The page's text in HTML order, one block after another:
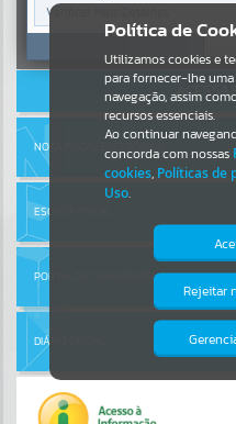
Por
SERVIÇOS
Por
PÁGINAS
NOTA FISCAL ELETRÔNICA
ESCRITA FISCAL
PORTAL DA TRANSPARÊNCIA
DIÁRIO OFICIAL
Política de
Utilizamos cookies e
para fornecer-lhe
navegação, assim
recursos essenciais.
Ao continuar
concorda com nossas
cookies, Políticas de
Uso.
Rejeitar
Isto significa que
providenciados
Verificar Mais Detalhes